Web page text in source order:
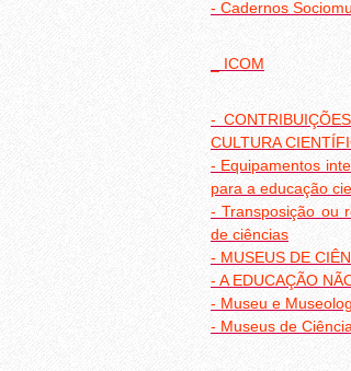
- Cadernos
_ ICOM
-
CULTURA
- Equipamentos
para a educação
- Transposição ou
de ciências
- MUSEUS DE
- A EDUCAÇÃO
- Museu e
- Museus de